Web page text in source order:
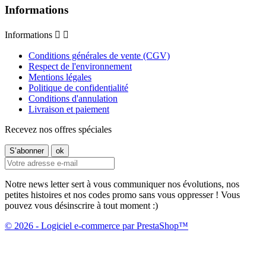
Informations
Informations  
Conditions générales de vente (CGV)
Respect de l'environnement
Mentions légales
Politique de confidentialité
Conditions d'annulation
Livraison et paiement
Recevez nos offres spéciales
Notre news letter sert à vous communiquer nos évolutions, nos
petites histoires et nos codes promo sans vous oppresser ! Vous
pouvez vous désinscrire à tout moment :)
© 2026 - Logiciel e-commerce par PrestaShop™